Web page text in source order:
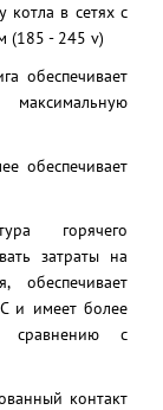
котла в сетях с
(185 - 245 v)
обеспечивает
обеспечивает
горячего
затраты на
обеспечивает
и имеет более
сравнению с
контакт